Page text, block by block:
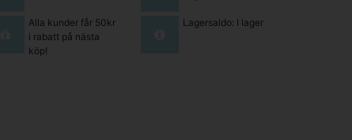
Alla kunder får 50kr
i rabatt på nästa
köp!
Lagersaldo: I lager